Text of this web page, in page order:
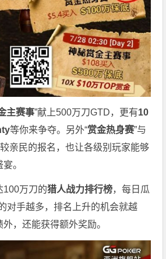
主赛事”献上500万刀GTD，更有10
等你来争夺。另外“赏金热身赛”与
较亲民的报名，也让各级别玩家能够
。
100万刀的猎人战力排行榜，每日瓜
对手越多，排名上升的机会就越
，还能获得额外奖励。